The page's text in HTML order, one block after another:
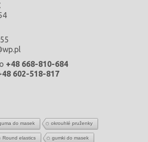
+48 668-810-684
602-518-817
do masek okrouhlé pruženky
Round elastics gumki do masek